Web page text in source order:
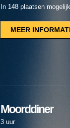
In 148 plaatsen mogelijk
MEER
Moorddiner
3 uur